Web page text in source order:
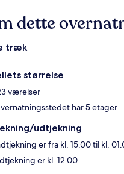
dette
træk
størrelse
værelser
har 5 etager
udtjekning
er fra kl. 15.00 til kl.
er kl. 12.00